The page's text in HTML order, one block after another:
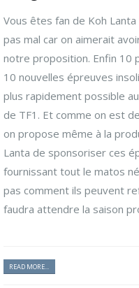
Vous êtes fan de Koh
pas mal car on aimerait
notre proposition. Enfin 10
10 nouvelles épreuves
plus rapidement possible
de TF1. Et comme on est
on propose même à la
Lanta de sponsoriser ces
fournissant tout le matos
pas comment ils peuvent
faudra attendre la saison
READ MORE...